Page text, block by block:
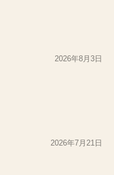
2026年8月3日
2026年7月21日